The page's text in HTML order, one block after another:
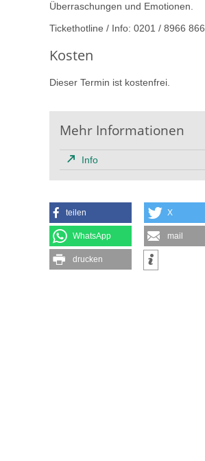
Überraschungen und Emotionen.
Tickethotline / Info: 0201 / 8966 866
Kosten
Dieser Termin ist kostenfrei.
Mehr Informationen
Info
teilen X
WhatsApp mail
drucken